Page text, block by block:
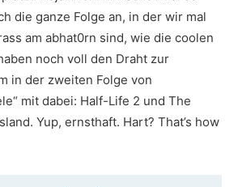
die ganze Folge an, in der wir mal
am abhat0rn sind, wie die coolen
noch voll den Draht zur
in der zweiten Folge von
mit dabei: Half-Life 2 und The
Yup, ernsthaft. Hart? That’s how